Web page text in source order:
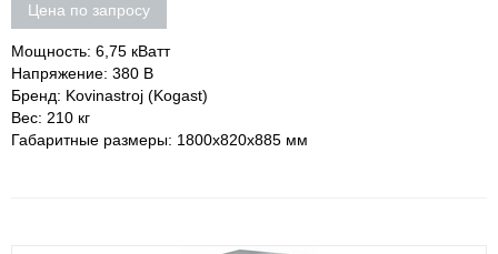
Цена по запросу
Мощность: 6,75 кВатт
Напряжение: 380 В
Бренд: Kovinastroj (Kogast)
Вес: 210 кг
Габаритные размеры: 1800x820x885 мм